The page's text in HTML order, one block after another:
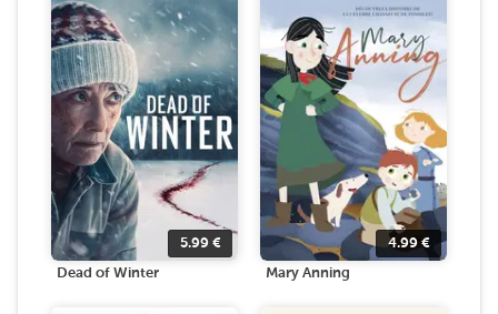
5.99 €
Dead of Winter
4.99 €
Mary Anning